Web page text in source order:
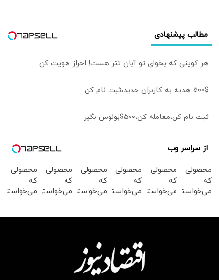
مطالب پیشنهادی
هر کوینی که بخوای تو آبان تتر هست! احراز هویت کن
500$ هدیه به کاربران جدید،ثبت نام کن
ثبت نام کن،معامله کن،500$بونوس بگیر
از سراسر وب
محصولی
که
می‌خواستی
محصولی
که
می‌خواستی
محصولی
که
می‌خواستی
بخر !
محصولی
که
می‌خواستی
بخر !
محصولی
که
می‌خواستی
محصولی
که
می‌خواستی